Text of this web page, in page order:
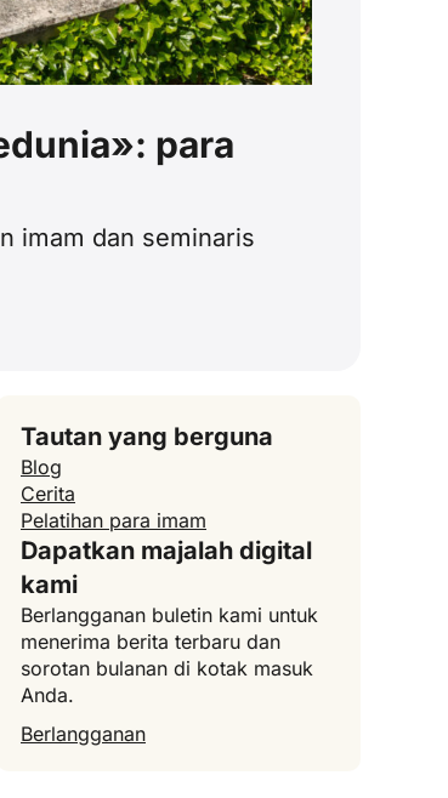
para
imam dan seminaris
Tautan yang berguna
Blog
Cerita
Pelatihan para imam
Dapatkan majalah digital
kami
Berlangganan buletin kami untuk
menerima berita terbaru dan
sorotan bulanan di kotak masuk
Anda.
Berlangganan